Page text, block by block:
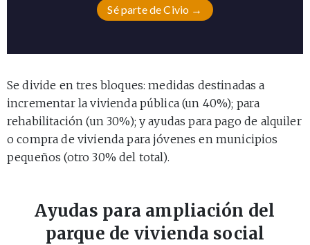
Sé parte de Civio →
Se divide en tres bloques: medidas destinadas a
incrementar la vivienda pública (un 40%); para
rehabilitación (un 30%); y ayudas para pago de alquiler
o compra de vivienda para jóvenes en municipios
pequeños (otro 30% del total).
Ayudas para ampliación del
parque de vivienda social